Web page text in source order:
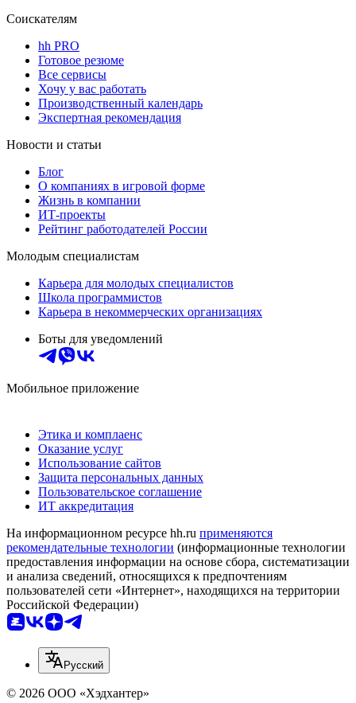
Соискателям
hh PRO
Готовое резюме
Все сервисы
Хочу у вас работать
Производственный календарь
Экспертная рекомендация
Новости и статьи
Блог
О компаниях в игровой форме
Жизнь в компании
ИТ-проекты
Рейтинг работодателей России
Молодым специалистам
Карьера для молодых специалистов
Школа программистов
Карьера в некоммерческих организациях
Боты для уведомлений
Мобильное приложение
Этика и комплаенс
Оказание услуг
Использование сайтов
Защита персональных данных
Пользовательское соглашение
ИТ аккредитация
На информационном ресурсе hh.ru применяются
рекомендательные технологии (информационные технологии
предоставления информации на основе сбора, систематизации
и анализа сведений, относящихся к предпочтениям
пользователей сети «Интернет», находящихся на территории
Российской Федерации)
Русский
© 2026 ООО «Хэдхантер»